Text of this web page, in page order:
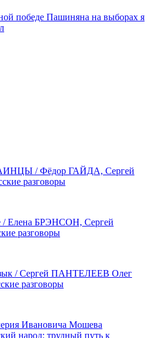
победе Пашиняна на выборах я
/ Фёдор ГАЙДА, Сергей
разговоры
/ Елена БРЭНСОН, Сергей
разговоры
/ Сергей ПАНТЕЛЕЕВ Олег
разговоры
Ивановича Мошева
народ: трудный путь к